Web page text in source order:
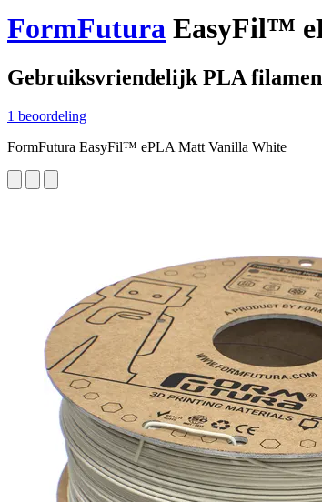
FormFutura EasyFil™
Gebruiksvriendelijk PLA
1 beoordeling
FormFutura EasyFil™ ePLA Matt Vanilla White